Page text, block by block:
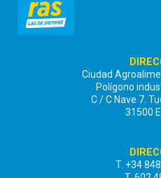
Ciudad
Polígono
C / C Nave 7.
31500
T. +34